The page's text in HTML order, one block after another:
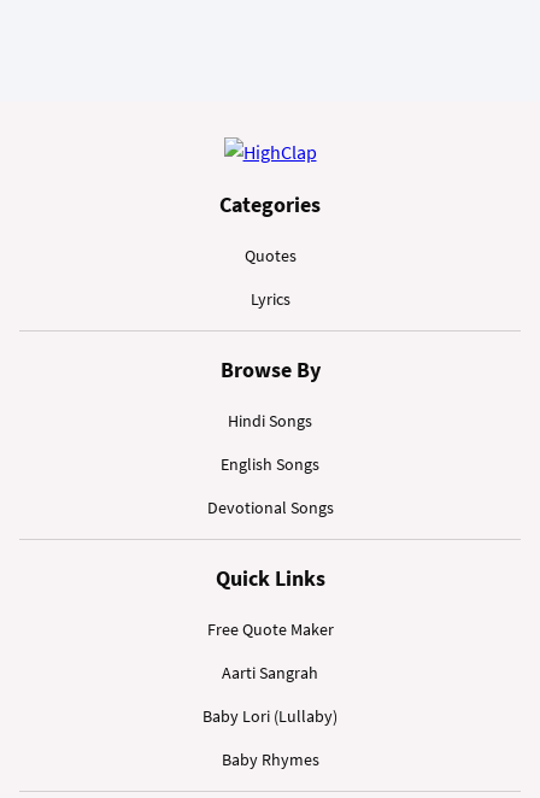
Categories
Quotes
Lyrics
Browse By
Hindi Songs
English Songs
Devotional Songs
Quick Links
Free Quote Maker
Aarti Sangrah
Baby Lori (Lullaby)
Baby Rhymes